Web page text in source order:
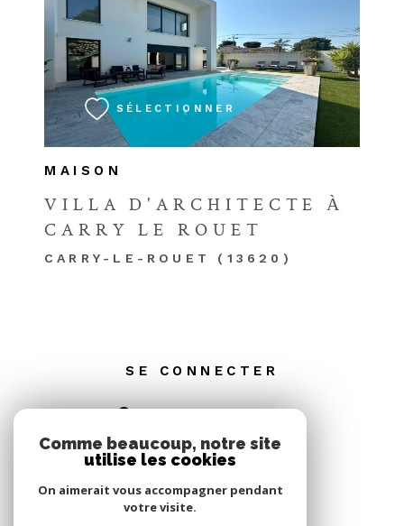
MAISON
VILLA D'ARCHITECTE À
CARRY LE ROUET
CARRY-LE-ROUET (13620)
SÉLECTIONNER
VOIR LE BIEN
SE CONNECTER
Comme beaucoup, notre site
utilise les cookies
On aimerait vous accompagner pendant
votre visite.